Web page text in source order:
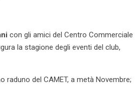
con gli amici del Centro Commerciale
la stagione degli eventi del club,
raduno del CAMET, a metà Novembre;